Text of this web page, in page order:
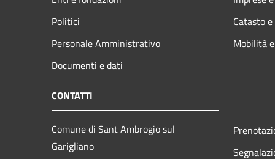
Politici
Personale Amministrativo
Documenti e dati
Catasto
Mobilità
CONTATTI
Comune di Sant Ambrogio sul
Garigliano